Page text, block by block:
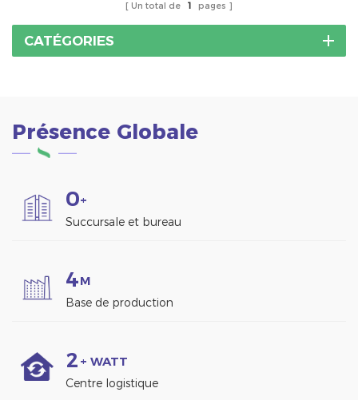
Un total de 1 pages
CATÉGORIES
Présence Globale
0+
Succursale et bureau
4M
Base de production
2 + WATT
Centre logistique